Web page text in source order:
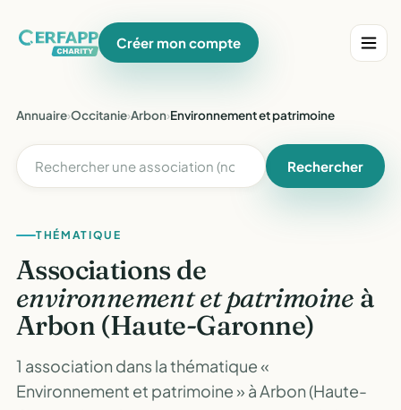
Créer mon compte
Annuaire›Occitanie›Arbon›Environnement et patrimoine
Rechercher
THÉMATIQUE
Associations de
environnement et patrimoine à
Arbon (Haute-Garonne)
1 association dans la thématique «
Environnement et patrimoine » à Arbon (Haute-